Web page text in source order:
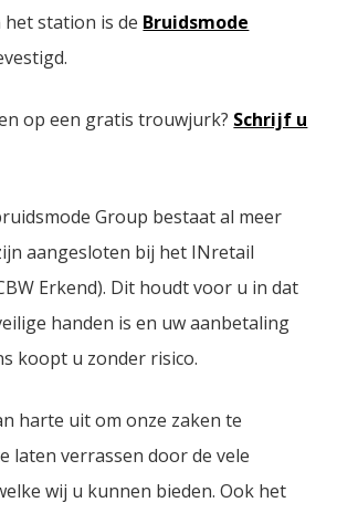
station is de Bruidsmode
op een gratis trouwjurk? Schrijf u
Group bestaat al meer
aangesloten bij het INretail
Erkend). Dit houdt voor u in dat
handen is en uw aanbetaling
koopt u zonder risico.
harte uit om onze zaken te
laten verrassen door de vele
wij u kunnen bieden. Ook het